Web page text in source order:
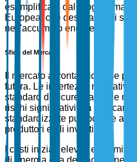
esemplificate dal programma
Europea, che destina fondi
nell'accumulo energetico.
Sfide del Mercato
Il mercato affronta sfide che
futura. Le incertezze
standard di sicurezza e alle
rischi significativi. La
standardizzate può portare a
produttori e gli investitori.
I costi iniziali elevati e le
di energia e la degradazione